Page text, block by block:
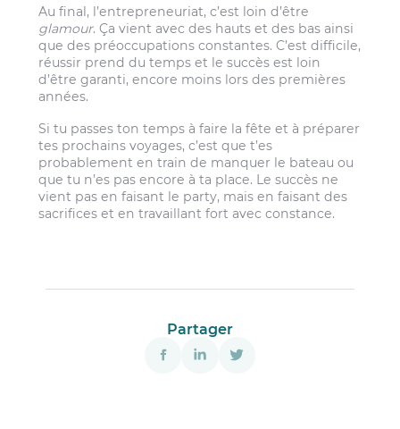
Au final, l’entrepreneuriat, c’est loin d’être
glamour. Ça vient avec des hauts et des bas ainsi
que des préoccupations constantes. C’est difficile,
réussir prend du temps et le succès est loin
d’être garanti, encore moins lors des premières
années.
Si tu passes ton temps à faire la fête et à préparer
tes prochains voyages, c’est que t’es
probablement en train de manquer le bateau ou
que tu n’es pas encore à ta place. Le succès ne
vient pas en faisant le party, mais en faisant des
sacrifices et en travaillant fort avec constance.
Partager